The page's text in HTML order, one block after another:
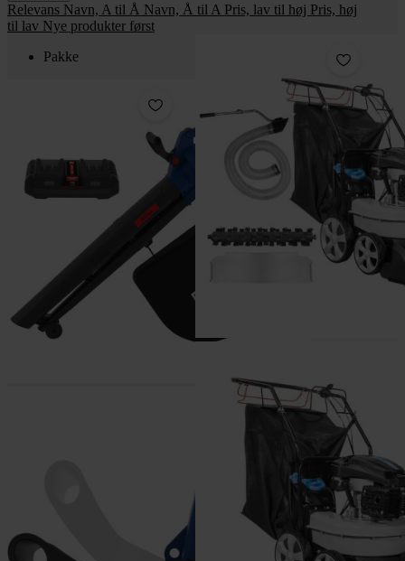
Relevans Navn, A til Å Navn, Å til A Pris, lav til høj Pris, høj
til lav Nye produkter først
Pakke